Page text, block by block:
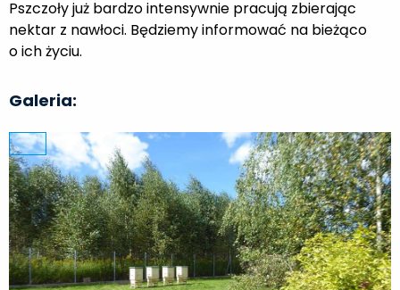
Pszczoły już bardzo intensywnie pracują zbierając
nektar z nawłoci. Będziemy informować na bieżąco
o ich życiu.
Galeria: